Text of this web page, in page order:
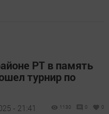
РТ в память
турнир по
- 21:41 1130 0 0